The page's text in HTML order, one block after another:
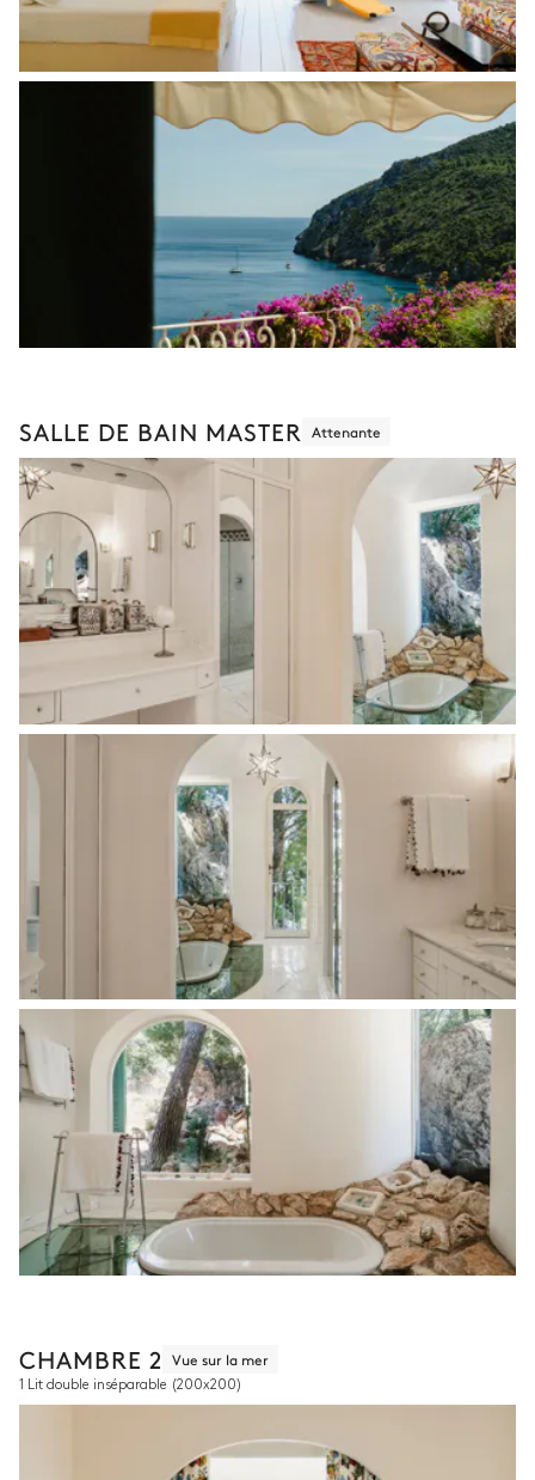
SALLE DE BAIN MASTER Attenante
CHAMBRE 2 Vue sur la mer
1 Lit double inséparable (200x200)